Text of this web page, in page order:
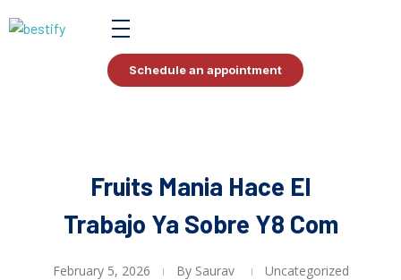
Schedule an appointment
Fruits Mania Hace El
Trabajo Ya Sobre Y8 Com
February 5, 2026 By Saurav Uncategorized